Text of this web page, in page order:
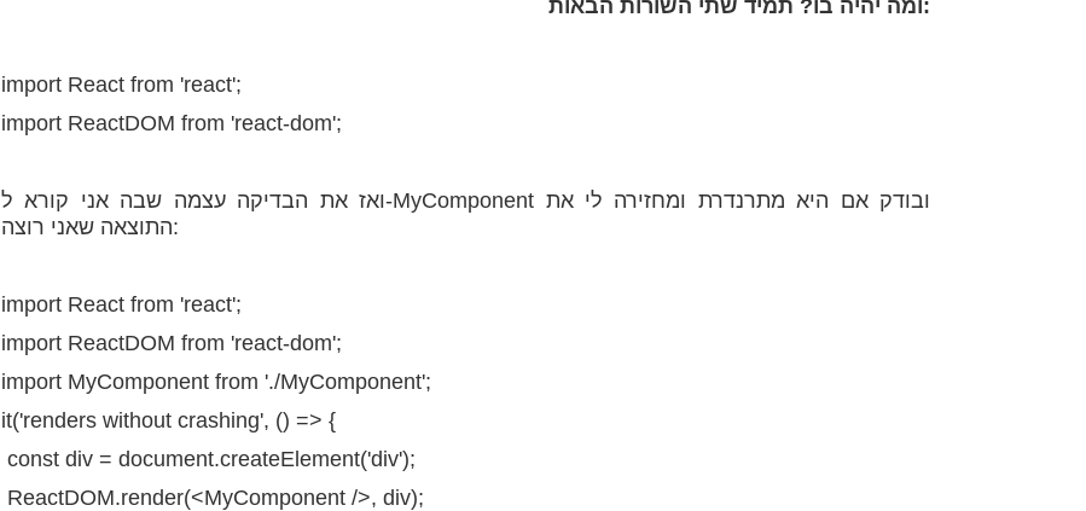
:ומה יהיה בו? תמיד שתי השורות הבאות
import React from 'react';
import ReactDOM from 'react-dom';
ואז את הבדיקה עצמה שבה אני קורא ל-MyComponent ובודק אם היא מתרנדרת ומחזירה לי את
התוצאה שאני רוצה:
import React from 'react';
import ReactDOM from 'react-dom';
import MyComponent from './MyComponent';
it('renders without crashing', () => {
const div = document.createElement('div');
ReactDOM.render(<MyComponent />, div);